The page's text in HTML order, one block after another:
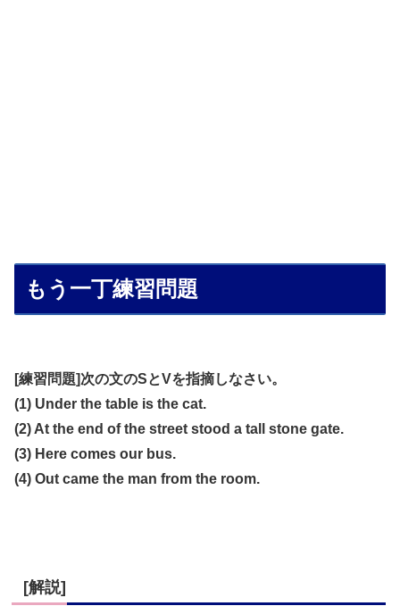
もう一丁練習問題
[練習問題]次の文のSとVを指摘しなさい。
(1) Under the table is the cat.
(2) At the end of the street stood a tall stone gate.
(3) Here comes our bus.
(4) Out came the man from the room.
[解説]